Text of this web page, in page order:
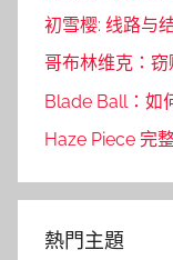
初雪樱: 线路与
哥布林维克：
Blade Ball：如
Haze Piece 完
熱門主題